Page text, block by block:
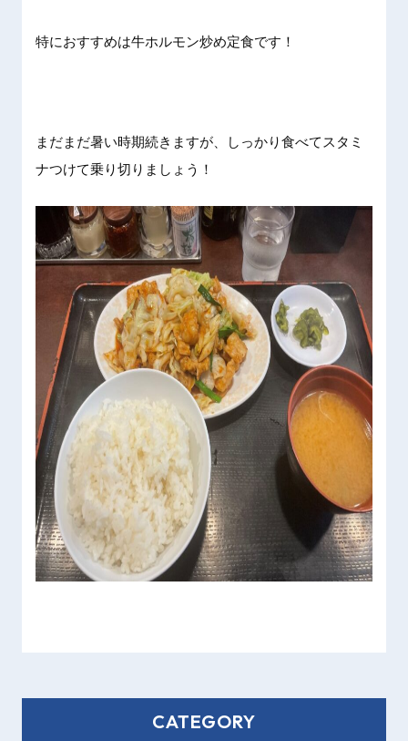
特におすすめは牛ホルモン炒め定食です！
まだまだ暑い時期続きますが、しっかり食べてスタミ
ナつけて乗り切りましょう！
CATEGORY